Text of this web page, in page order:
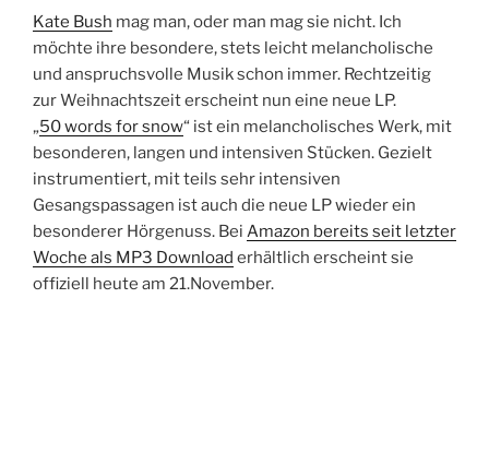
Kate Bush mag man, oder man mag sie nicht. Ich
möchte ihre besondere, stets leicht melancholische
und anspruchsvolle Musik schon immer. Rechtzeitig
zur Weihnachtszeit erscheint nun eine neue LP.
„50 words for snow“ ist ein melancholisches Werk, mit
besonderen, langen und intensiven Stücken. Gezielt
instrumentiert, mit teils sehr intensiven
Gesangspassagen ist auch die neue LP wieder ein
besonderer Hörgenuss. Bei Amazon bereits seit letzter
Woche als MP3 Download erhältlich erscheint sie
offiziell heute am 21.November.